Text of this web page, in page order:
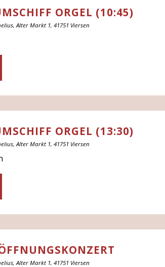
ORGEL (10:45)
Alter Markt 1, 41751 Viersen
ORGEL (13:30)
Alter Markt 1, 41751 Viersen
Alter Markt 1, 41751 Viersen